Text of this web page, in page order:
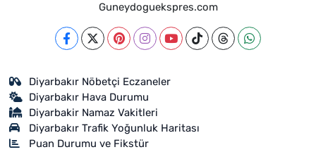
Guneydoguekspres.com
Diyarbakır Nöbetçi Eczaneler
Diyarbakır Hava Durumu
Diyarbakir Namaz Vakitleri
Diyarbakır Trafik Yoğunluk Haritası
Puan Durumu ve Fikstür